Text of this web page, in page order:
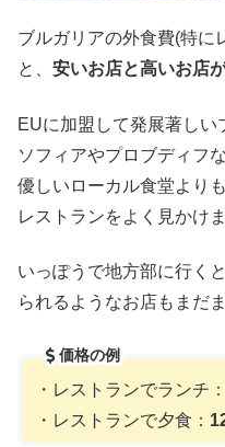
ブルガリアの外食費(特に
と、 安いお店と高いお店
EUに加盟して発展著しい
ソフィアやプロブディフ
優しいローカル食堂より
レストランをよく見かけま
いっぽうで地方部に行く
られるようなお店もまだ
価格の例
・レストランでランチ：
・レストランで夕食：